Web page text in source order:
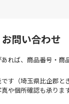
問い合わせ
れば、商品番号・商
す（埼玉県比企郡と
や個所確認も承ります